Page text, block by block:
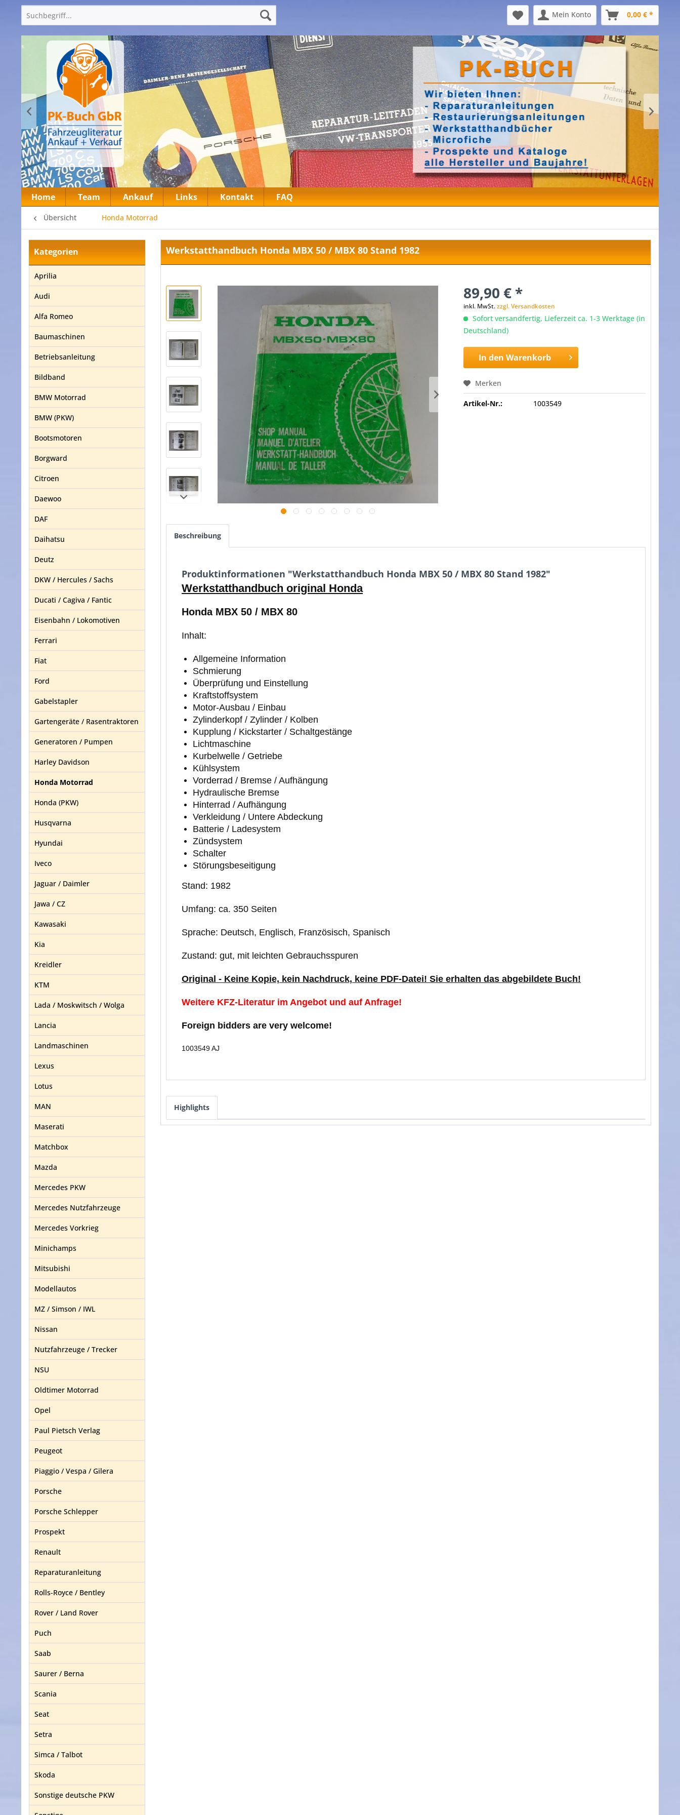
Mein Konto 0,00 € *
Home Team Ankauf Links Kontakt FAQ
Übersicht Honda Motorrad
Kategorien
Aprilia
Audi
Alfa Romeo
Baumaschinen
Betriebsanleitung
Bildband
BMW Motorrad
BMW (PKW)
Bootsmotoren
Borgward
Citroen
Daewoo
DAF
Daihatsu
Deutz
DKW / Hercules / Sachs
Ducati / Cagiva / Fantic
Eisenbahn / Lokomotiven
Ferrari
Fiat
Ford
Gabelstapler
Gartengeräte / Rasentraktoren
Generatoren / Pumpen
Harley Davidson
Honda Motorrad
Honda (PKW)
Husqvarna
Hyundai
Iveco
Jaguar / Daimler
Jawa / CZ
Kawasaki
Kia
Kreidler
KTM
Lada / Moskwitsch / Wolga
Lancia
Landmaschinen
Lexus
Lotus
MAN
Maserati
Matchbox
Mazda
Mercedes PKW
Mercedes Nutzfahrzeuge
Mercedes Vorkrieg
Minichamps
Mitsubishi
Modellautos
MZ / Simson / IWL
Nissan
Nutzfahrzeuge / Trecker
NSU
Oldtimer Motorrad
Opel
Paul Pietsch Verlag
Peugeot
Piaggio / Vespa / Gilera
Porsche
Porsche Schlepper
Prospekt
Renault
Reparaturanleitung
Rolls-Royce / Bentley
Rover / Land Rover
Puch
Saab
Saurer / Berna
Scania
Seat
Setra
Simca / Talbot
Skoda
Sonstige deutsche PKW
Werkstatthandbuch Honda MBX 50 / MBX 80 Stand 1982
89,90 € *
inkl. MwSt.zzgl. Versandkosten
Sofort versandfertig, Lieferzeit ca. 1-3 Werktage (in
Deutschland)
In den Warenkorb
Merken
Artikel-Nr.: 1003549
Beschreibung
Produktinformationen "Werkstatthandbuch Honda MBX 50 / MBX 80 Stand 1982"
Werkstatthandbuch original Honda
Honda MBX 50 / MBX 80
Inhalt:
Allgemeine Information
Schmierung
Überprüfung und Einstellung
Kraftstoffsystem
Motor-Ausbau / Einbau
Zylinderkopf / Zylinder / Kolben
Kupplung / Kickstarter / Schaltgestänge
Lichtmaschine
Kurbelwelle / Getriebe
Kühlsystem
Vorderrad / Bremse / Aufhängung
Hydraulische Bremse
Hinterrad / Aufhängung
Verkleidung / Untere Abdeckung
Batterie / Ladesystem
Zündsystem
Schalter
Störungsbeseitigung
Stand: 1982
Umfang: ca. 350 Seiten
Sprache: Deutsch, Englisch, Französisch, Spanisch
Zustand: gut, mit leichten Gebrauchsspuren
Original - Keine Kopie, kein Nachdruck, keine PDF-Datei! Sie erhalten das abgebildete Buch!
Weitere KFZ-Literatur im Angebot und auf Anfrage!
Foreign bidders are very welcome!
1003549 AJ
Highlights